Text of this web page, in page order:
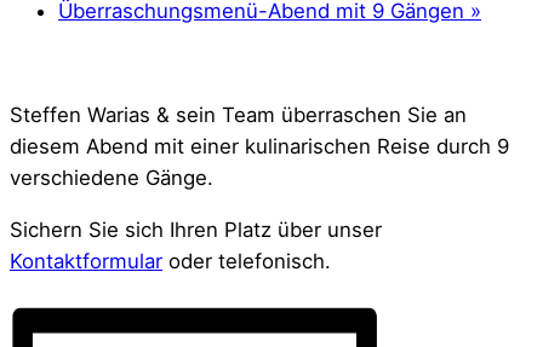
Überraschungsmenü-Abend mit 9 Gängen »
Steffen Warias & sein Team überraschen Sie an
diesem Abend mit einer kulinarischen Reise durch 9
verschiedene Gänge.
Sichern Sie sich Ihren Platz über unser
Kontaktformular oder telefonisch.